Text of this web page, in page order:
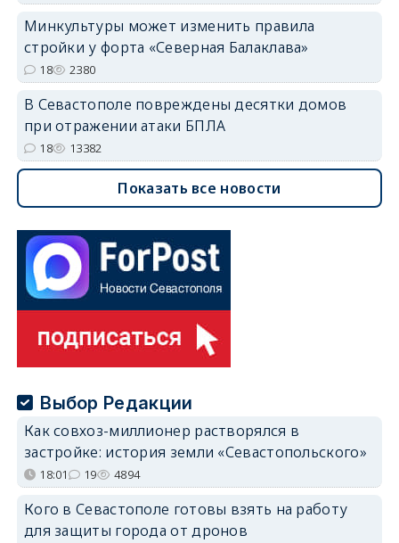
Минкультуры может изменить правила
стройки у форта «Северная Балаклава»
18 2380
В Севастополе повреждены десятки домов
при отражении атаки БПЛА
18 13382
Показать все новости
Выбор Редакции
Как совхоз-миллионер растворялся в
застройке: история земли «Севастопольского»
18:01 19 4894
Кого в Севастополе готовы взять на работу
для защиты города от дронов